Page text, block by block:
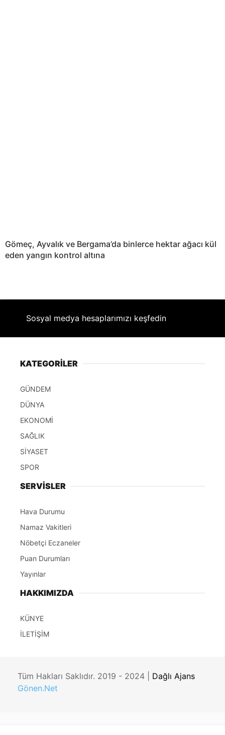
Gömeç, Ayvalık ve Bergama’da binlerce hektar ağacı kül
eden yangın kontrol altına
Sosyal medya hesaplarımızı keşfedin
KATEGORİLER
GÜNDEM
DÜNYA
EKONOMİ
SAĞLIK
SİYASET
SPOR
SERVİSLER
Hava Durumu
Namaz Vakitleri
Nöbetçi Eczaneler
Puan Durumları
Yayınlar
HAKKIMIZDA
KÜNYE
İLETİŞİM
Tüm Hakları Saklıdır. 2019 - 2024 | Dağlı Ajans
Gönen.Net